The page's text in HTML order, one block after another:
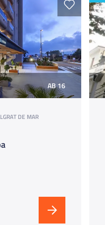
AB 16
DE MAR